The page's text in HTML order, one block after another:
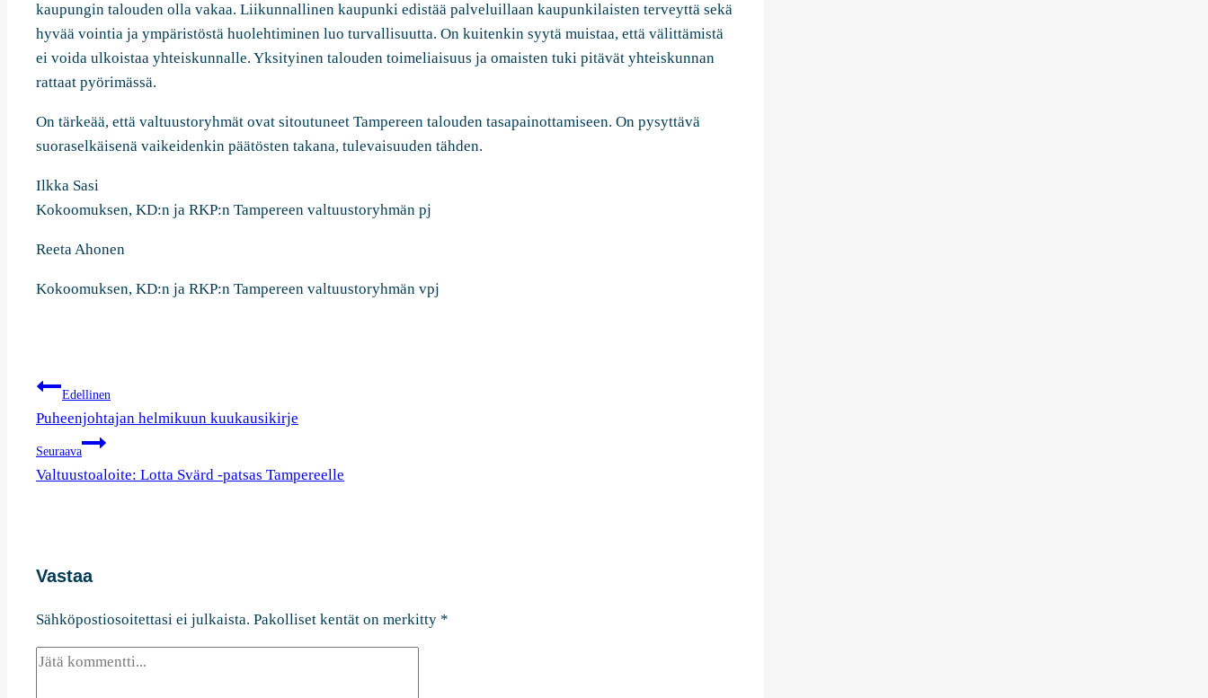
kaupungin talouden olla vakaa. Liikunnallinen kaupunki edistää palveluillaan kaupunkilaisten terveyttä sekä
hyvää vointia ja ympäristöstä huolehtiminen luo turvallisuutta. On kuitenkin syytä muistaa, että välittämistä
ei voida ulkoistaa yhteiskunnalle. Yksityinen talouden toimeliaisuus ja omaisten tuki pitävät yhteiskunnan
rattaat pyörimässä.
On tärkeää, että valtuustoryhmät ovat sitoutuneet Tampereen talouden tasapainottamiseen. On pysyttävä
suoraselkäisenä vaikeidenkin päätösten takana, tulevaisuuden tähden.
Ilkka Sasi
Kokoomuksen, KD:n ja RKP:n Tampereen valtuustoryhmän pj
Reeta Ahonen
Kokoomuksen, KD:n ja RKP:n Tampereen valtuustoryhmän vpj
Artikkelien
selaus
Edellinen
Puheenjohtajan helmikuun kuukausikirje
Seuraava
Valtuustoaloite: Lotta Svärd -patsas Tampereelle
Vastaa
Sähköpostiosoitettasi ei julkaista. Pakolliset kentät on merkitty *